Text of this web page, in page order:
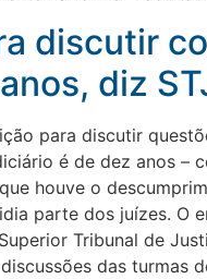
discutir
diz
para discutir
é de dez anos –
houve o
parte dos juízes. O
Tribunal de
das turmas